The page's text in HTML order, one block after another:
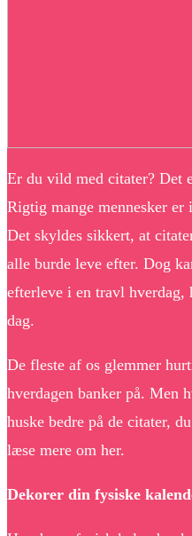
Er du vild med citater? Det
Rigtig mange mennesker
Det skyldes sikkert, at
alle burde leve efter. Dog
efterleve i en travl
dag.
De fleste af os glemmer
hverdagen banker på. Men
huske bedre på de citater,
læse mere om her.
Dekorer din fysiske